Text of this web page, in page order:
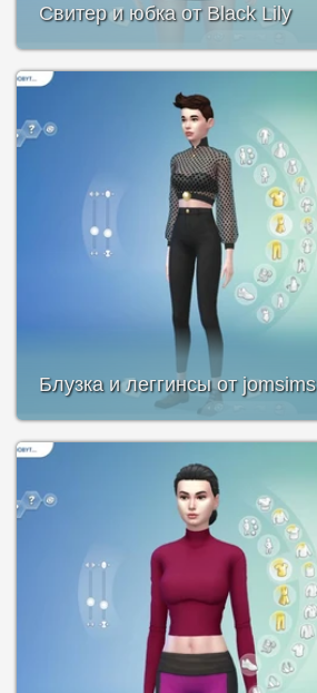
Свитер и юбка от Black Lily
Блузка и леггинсы от jomsims